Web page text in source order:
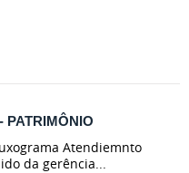
PATRIMÔNIO
Atendiemnto
da gerência...